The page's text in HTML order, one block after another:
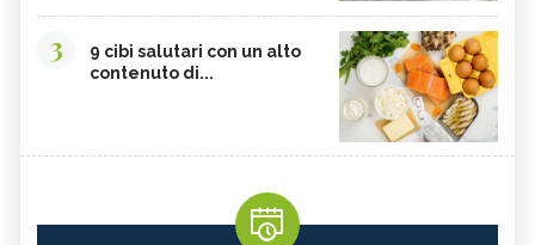
3
9 cibi salutari con un alto
contenuto di...